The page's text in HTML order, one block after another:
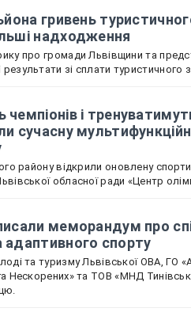
гривень
надходження
про громади Львівщини та
зі сплати туристичного
і
сучасну
району відкрили оновлену
обласної ради «Центр
меморандум про
адаптивного спорту
та туризму Львівської ОВА, ГО
Нескорених» та ТОВ «МНД